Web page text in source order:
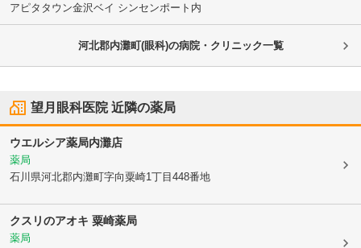
アピタタウン金沢ベイ シンセンポート内
河北郡内灘町(眼科)の病院・クリニック一覧
望月眼科医院近隣の薬局
ウエルシア薬局内灘店
薬局
石川県河北郡内灘町字向粟崎1丁目448番地
クスリのアオキ 粟崎薬局
薬局